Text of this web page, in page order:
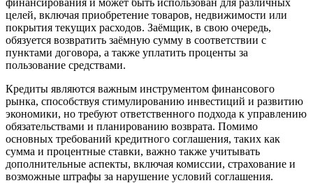
целей, включая приобретение товаров, недвижимости или
покрытия текущих расходов. Заёмщик, в свою очередь,
обязуется возвратить заёмную сумму в соответствии с
пунктами договора, а также уплатить проценты за
пользование средствами.
Кредиты являются важным инструментом финансового
рынка, способствуя стимулированию инвестиций и развитию
экономики, но требуют ответственного подхода к управлению
обязательствами и планированию возврата. Помимо
основных требований кредитного соглашения, таких как
сумма и процентные ставки, важно также учитывать
дополнительные аспекты, включая комиссии, страхование и
возможные штрафы за нарушение условий соглашения.